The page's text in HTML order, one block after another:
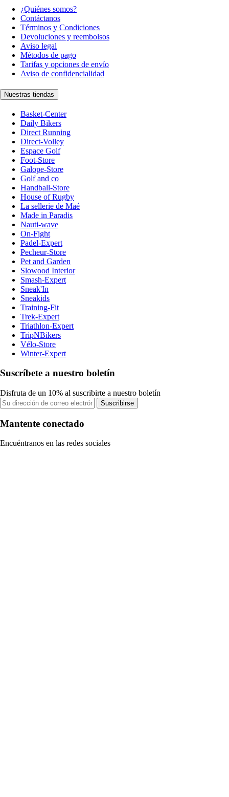
¿Quiénes somos?
Contáctanos
Términos y Condiciones
Devoluciones y reembolsos
Aviso legal
Métodos de pago
Tarifas y opciones de envío
Aviso de confidencialidad
Nuestras tiendas
Basket-Center
Daily Bikers
Direct Running
Direct-Volley
Espace Golf
Foot-Store
Galope-Store
Golf and co
Handball-Store
House of Rugby
La sellerie de Maé
Made in Paradis
Nauti-wave
On-Fight
Padel-Expert
Pecheur-Store
Pet and Garden
Slowood Interior
Smash-Expert
Sneak'In
Sneakids
Training-Fit
Trek-Expert
Triathlon-Expert
TripNBikers
Vélo-Store
Winter-Expert
Suscríbete a nuestro boletín
Disfruta de un 10% al suscribirte a nuestro boletín
Suscribirse
Mantente conectado
Encuéntranos en las redes sociales